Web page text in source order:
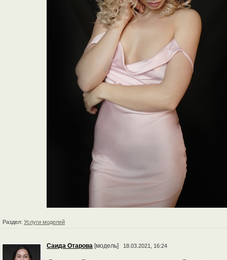
Раздел: Услуги моделей
Саида Отарова [модель] 18.03.2021, 16:24